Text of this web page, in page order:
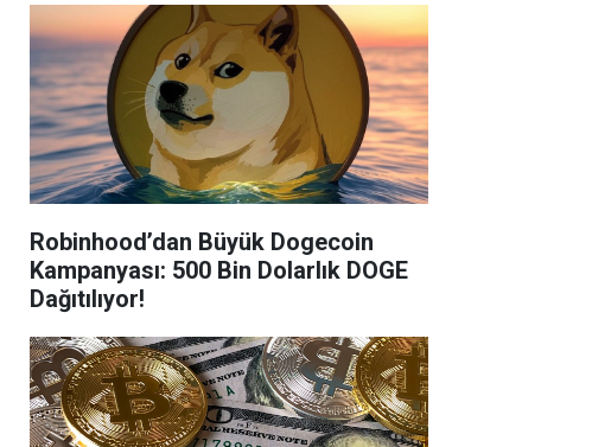
Robinhood’dan Büyük Dogecoin
Kampanyası: 500 Bin Dolarlık DOGE
Dağıtılıyor!